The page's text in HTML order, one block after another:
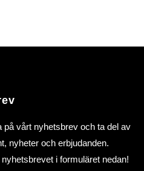
på vårt nyhetsbrev och ta del av
nyheter och erbjudanden.
i formuläret nedan!